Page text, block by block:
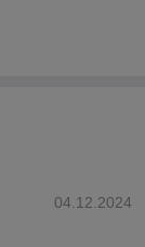
04.12.2024